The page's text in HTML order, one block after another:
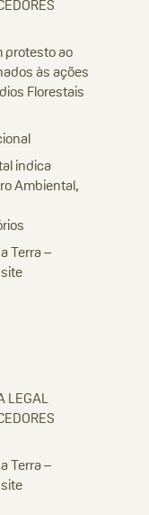
protesto ao
às ações
Florestais
indica
Ambiental,
Terra –
LEGAL
Terra –